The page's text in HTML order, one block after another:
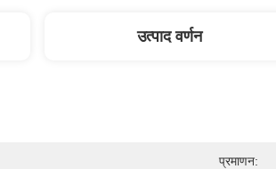
उत्पाद वर्णन
प्रमाणन: